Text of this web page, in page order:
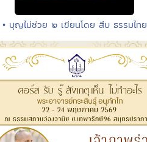
• บุญไม่ช่วย ๒ เขียนโดย สืบ ธรรมไทย